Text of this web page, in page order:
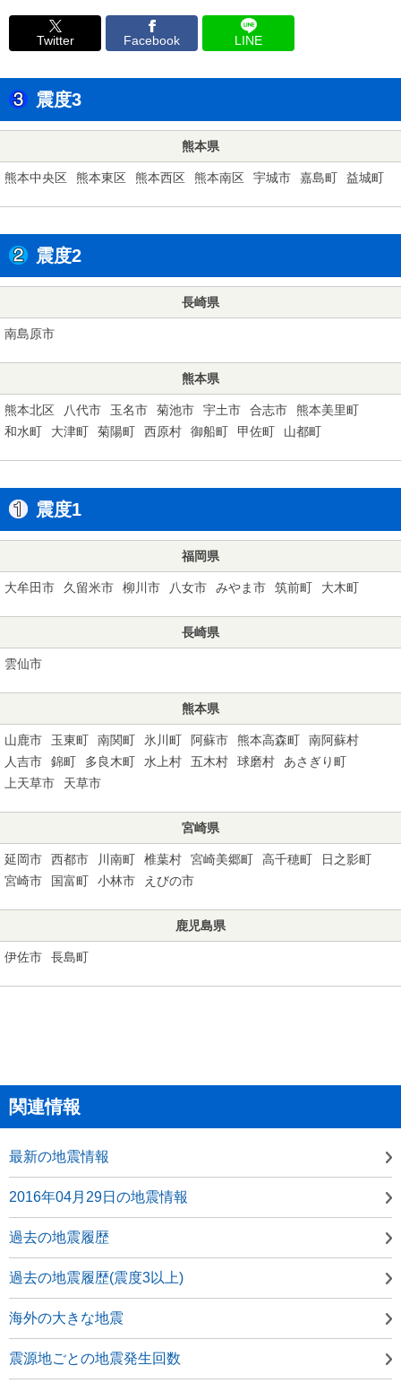
Twitter Facebook LINE
震度3
熊本県
熊本中央区 熊本東区 熊本西区 熊本南区 宇城市 嘉島町 益城町
震度2
長崎県
南島原市
熊本県
熊本北区 八代市 玉名市 菊池市 宇土市 合志市
熊本美里町
和水町
大津町 菊陽町 西原村 御船町 甲佐町 山都町
震度1
福岡県
大牟田市 久留米市 柳川市 八女市 みやま市 筑前町 大木町
長崎県
雲仙市
熊本県
山鹿市 玉東町 南関町 氷川町 阿蘇市 熊本高森町
南阿蘇村
人吉市
錦町 多良木町 水上村 五木村 球磨村
あさぎり町
上天草市
天草市
宮崎県
延岡市 西都市 川南町 椎葉村 宮崎美郷町 高千穂町
日之影町
宮崎市
国富町 小林市 えびの市
鹿児島県
伊佐市 長島町
関連情報
最新の地震情報
2016年04月29日の地震情報
過去の地震履歴
過去の地震履歴(震度3以上)
海外の大きな地震
震源地ごとの地震発生回数